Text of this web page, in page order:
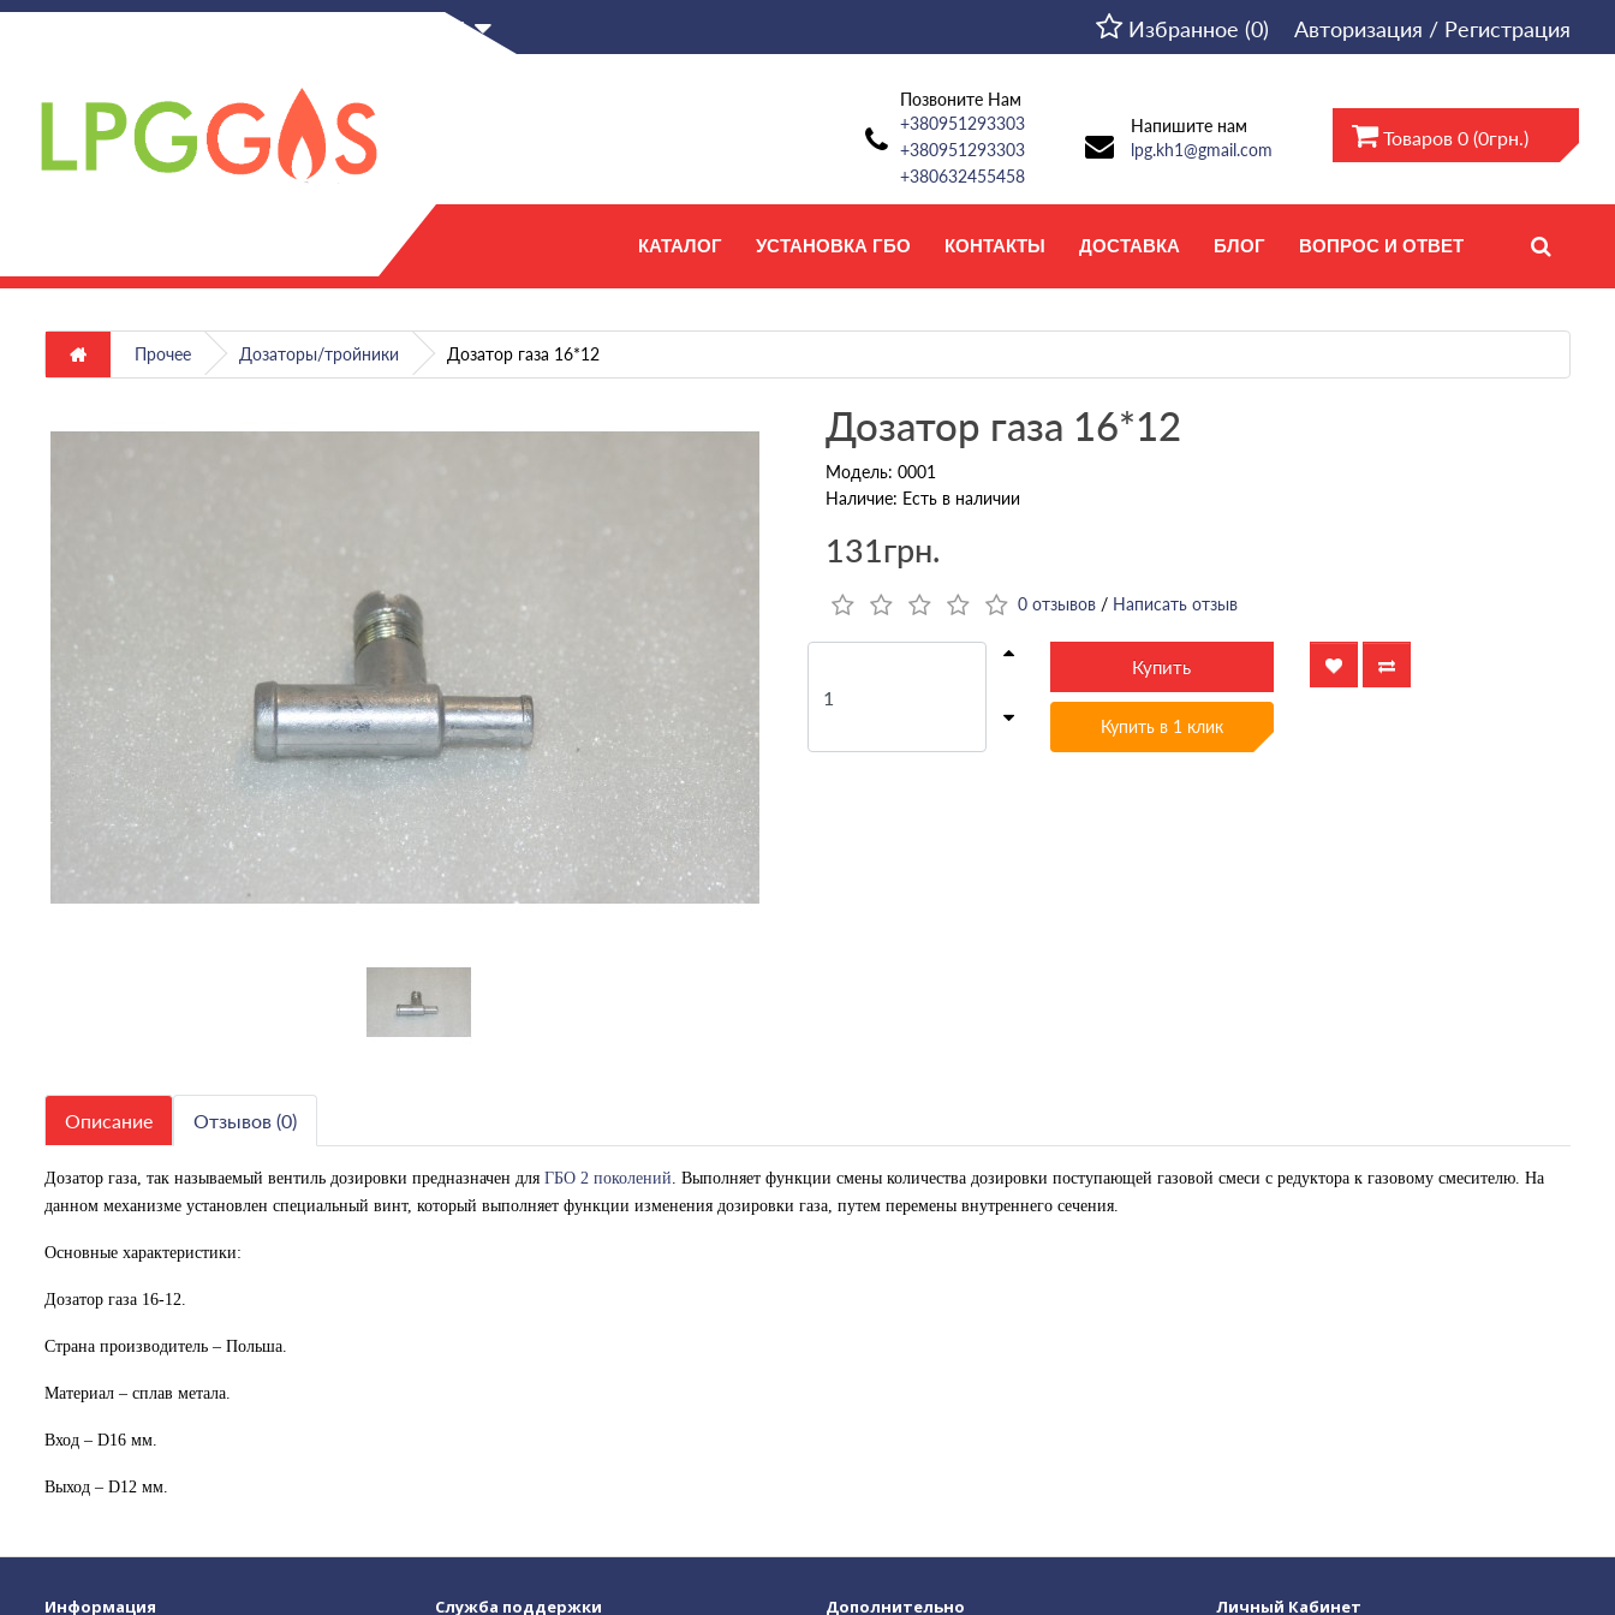
RU Избранное (0) Авторизация / Регистрация
Позвоните Нам
+380951293303
+380951293303
+380632455458
Напишите нам
lpg.kh1@gmail.com
Товаров 0 (0грн.)
КАТАЛОГ УСТАНОВКА ГБО КОНТАКТЫ ДОСТАВКА БЛОГ ВОПРОС И ОТВЕТ
Прочее Дозаторы/тройники Дозатор газа 16*12
Дозатор газа 16*12
Модель: 0001
Наличие: Есть в наличии
131грн.
0 отзывов / Написать отзыв
Купить
Купить в 1 клик
Описание Отзывов (0)
Дозатор газа, так называемый вентиль дозировки предназначен для ГБО 2 поколений. Выполняет функции смены количества дозировки поступающей газовой смеси с редуктора к газовому смесителю. На
данном механизме установлен специальный винт, который выполняет функции изменения дозировки газа, путем перемены внутреннего сечения.
Основные характеристики:
Дозатор газа 16-12.
Страна производитель – Польша.
Материал – сплав метала.
Вход – D16 мм.
Выход – D12 мм.
Информация Служба поддержки Дополнительно Личный Кабинет